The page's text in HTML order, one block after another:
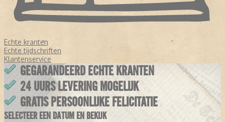
Echte kranten
Echte tijdschriften
Klantenservice
GEGARANDEERD ECHTE KRANTEN
24 UURS LEVERING MOGELIJK
GRATIS PERSOONLIJKE FELICITATIE
SELECTEER EEN DATUM EN BEKIJK